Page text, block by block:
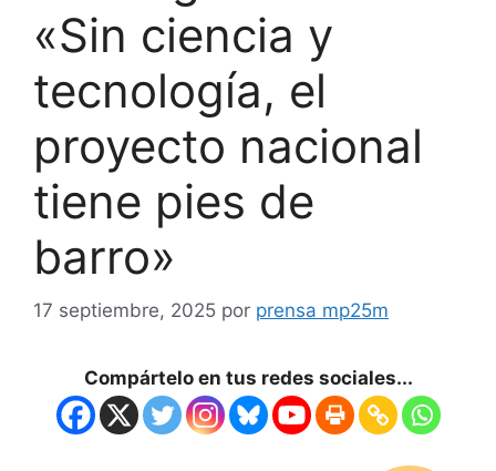
«Sin ciencia y
tecnología, el
proyecto nacional
tiene pies de
barro»
17 septiembre, 2025 por prensa mp25m
Compártelo en tus redes sociales...